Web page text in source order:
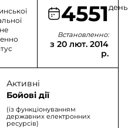
4551день
Встановленно:
з 20 лют. 2014
р.
Активні
Бойові дії
(із функціонуванням
державних електронних
ресурсів)